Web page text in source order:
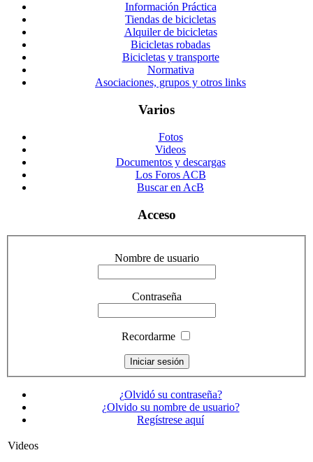
Información Práctica
Tiendas de bicicletas
Alquiler de bicicletas
Bicicletas robadas
Bicicletas y transporte
Normativa
Asociaciones, grupos y otros links
Varios
Fotos
Videos
Documentos y descargas
Los Foros ACB
Buscar en AcB
Acceso
Nombre de usuario
Contraseña
Recordarme
¿Olvidó su contraseña?
¿Olvido su nombre de usuario?
Regístrese aquí
Videos